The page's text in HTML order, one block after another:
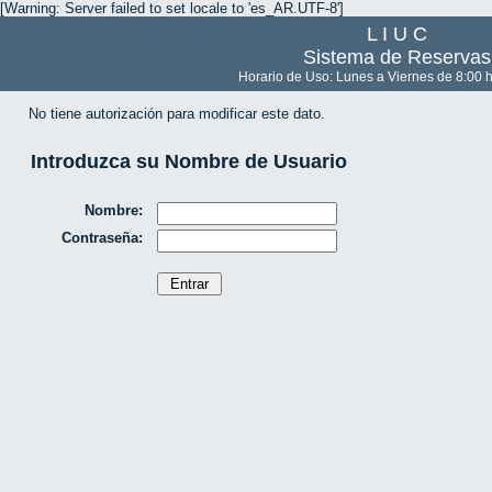
[Warning: Server failed to set locale to 'es_AR.UTF-8']
L I U C
Sistema de Reservas
Horario de Uso: Lunes a Viernes de 8:00
No tiene autorización para modificar este dato.
Introduzca su Nombre de Usuario
Nombre:
Contraseña: